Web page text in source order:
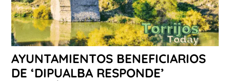
AYUNTAMIENTOS BENEFICIARIOS
DE ‘DIPUALBA RESPONDE’